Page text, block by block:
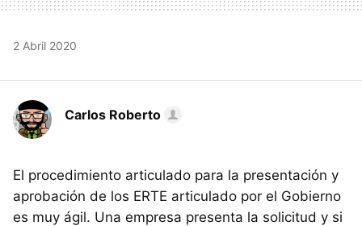
2 Abril 2020
Carlos Roberto
El procedimiento articulado para la presentación y
aprobación de los ERTE articulado por el Gobierno
es muy ágil. Una empresa presenta la solicitud y si